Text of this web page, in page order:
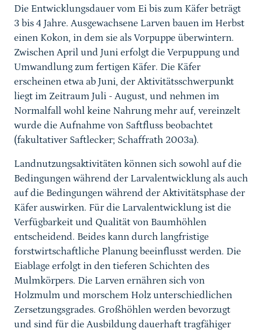
Die Entwicklungsdauer vom Ei bis zum Käfer beträgt
3 bis 4 Jahre. Ausgewachsene Larven bauen im Herbst
einen Kokon, in dem sie als Vorpuppe überwintern.
Zwischen April und Juni erfolgt die Verpuppung und
Umwandlung zum fertigen Käfer. Die Käfer
erscheinen etwa ab Juni, der Aktivitätsschwerpunkt
liegt im Zeitraum Juli - August, und nehmen im
Normalfall wohl keine Nahrung mehr auf, vereinzelt
wurde die Aufnahme von Saftfluss beobachtet
(fakultativer Saftlecker; Schaffrath 2003a).
Landnutzungsaktivitäten können sich sowohl auf die
Bedingungen während der Larvalentwicklung als auch
auf die Bedingungen während der Aktivitätsphase der
Käfer auswirken. Für die Larvalentwicklung ist die
Verfügbarkeit und Qualität von Baumhöhlen
entscheidend. Beides kann durch langfristige
forstwirtschaftliche Planung beeinflusst werden. Die
Eiablage erfolgt in den tieferen Schichten des
Mulmkörpers. Die Larven ernähren sich von
Holzmulm und morschem Holz unterschiedlichen
Zersetzungsgrades. Großhöhlen werden bevorzugt
und sind für die Ausbildung dauerhaft tragfähiger